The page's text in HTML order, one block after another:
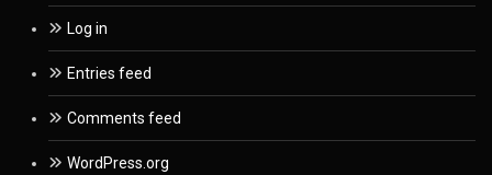
Log in
Entries feed
Comments feed
WordPress.org